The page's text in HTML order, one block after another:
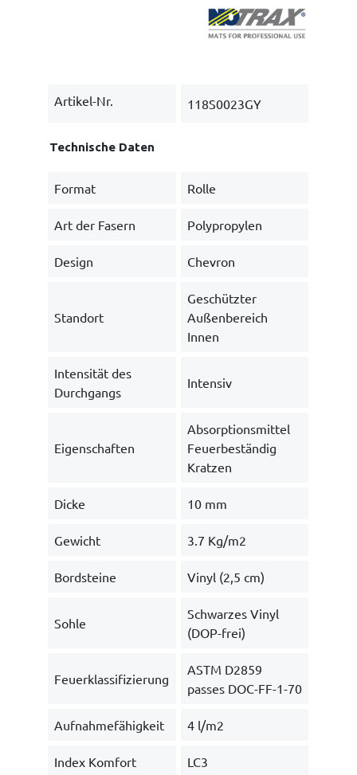
Artikel-Nr. 118S0023GY
Technische Daten
Format Rolle
Art der Fasern Polypropylen
Design Chevron
Standort
Geschützter
Außenbereich
Innen
Intensität des
Durchgangs
Intensiv
Eigenschaften
Absorptionsmittel
Feuerbeständig
Kratzen
Dicke 10 mm
Gewicht 3.7 Kg/m2
Bordsteine Vinyl (2,5 cm)
Sohle
Schwarzes Vinyl
(DOP-frei)
Feuerklassifizierung
ASTM D2859
passes DOC-FF-1-70
Aufnahmefähigkeit 4 l/m2
Index Komfort LC3